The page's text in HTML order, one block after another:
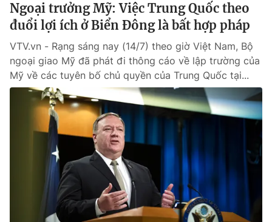
Ngoại trưởng Mỹ: Việc Trung Quốc theo
đuổi lợi ích ở Biển Đông là bất hợp pháp
VTV.vn - Rạng sáng nay (14/7) theo giờ Việt Nam, Bộ
ngoại giao Mỹ đã phát đi thông cáo về lập trường của
Mỹ về các tuyên bố chủ quyền của Trung Quốc tại...